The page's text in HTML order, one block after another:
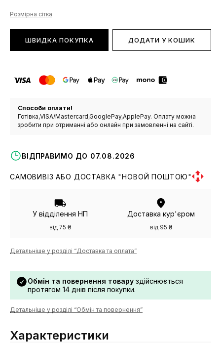
Розмірна сітка
ШВИДКА ПОКУПКА ДОДАТИ У КОШИК
Способи оплати!
Готівка,VISA/Mastercard,GooglePay,ApplePay. Оплату можна
зробити при отриманні або онлайн при замовленні на сайті.
ВІДПРАВИМО ДО 07.08.2026
САМОВИВІЗ АБО ДОСТАВКА "НОВОЙ ПОШТОЮ"
У відділення НП
від 75 ₴
Доставка кур'єром
від 95 ₴
Детальніше у розділі “Доставка та оплата”
Обмін та повернення товару здійснюється
протягом 14 днів після покупки.
Детальніше у розділі “Обмін та повернення”
Характеристики